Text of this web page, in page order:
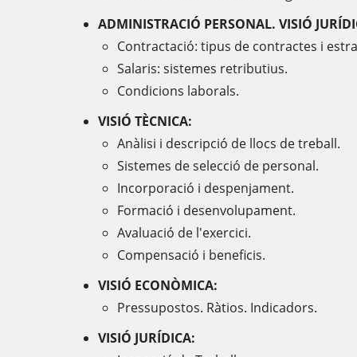
ADMINISTRACIÓ PERSONAL. VISIÓ
Contractació: tipus de contractes i
Salaris: sistemes retributius.
Condicions laborals.
VISIÓ TÈCNICA:
Anàlisi i descripció de llocs de treball.
Sistemes de selecció de personal.
Incorporació i despenjament.
Formació i desenvolupament.
Avaluació de l'exercici.
Compensació i beneficis.
VISIÓ ECONÒMICA:
Pressupostos. Ràtios. Indicadors.
VISIÓ JURÍDICA: